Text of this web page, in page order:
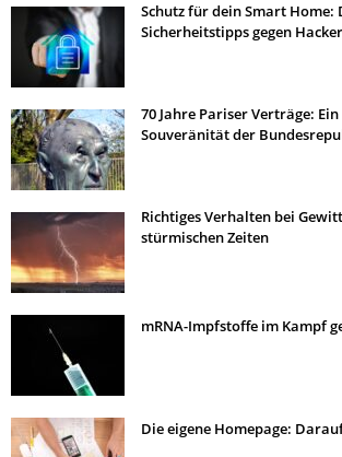
Schutz für dein Smart Home:
Sicherheitstipps gegen
70 Jahre Pariser Verträge:
Souveränität der
Richtiges Verhalten bei
stürmischen Zeiten
mRNA-Impfstoffe im Kampf
Die eigene Homepage: